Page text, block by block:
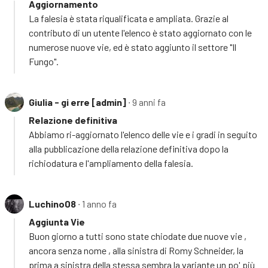
Aggiornamento
La falesia è stata riqualificata e ampliata. Grazie al
contributo di un utente l'elenco è stato aggiornato con le
numerose nuove vie, ed è stato aggiunto il settore "Il
Fungo".
Giulia - gi erre [admin] ∙ 9 anni fa
Relazione definitiva
Abbiamo ri-aggiornato l'elenco delle vie e i gradi in seguito
alla pubblicazione della relazione definitiva dopo la
richiodatura e l'ampliamento della falesia.
Luchino08 ∙ 1 anno fa
Aggiunta Vie
Buon giorno a tutti sono state chiodate due nuove vie ,
ancora senza nome , alla sinistra di Romy Schneider, la
prima a sinistra della stessa sembra la variante un po' più